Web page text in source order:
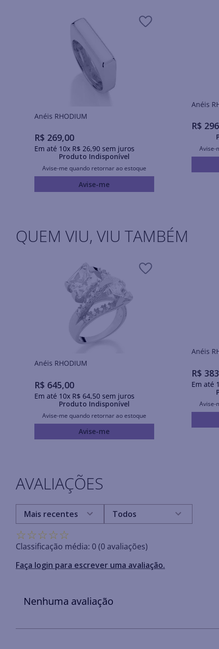
Anéis RHODIUM
R$ 269,00
Em até 10x R$ 26,90sem juros
Produto Indisponível
Avise-me quando retornar ao estoque
Avise-me
R$ 296
Avise-
QUEM VIU, VIU TAMBÉM
Anéis RHODIUM
R$ 645,00
Em até 10x R$ 64,50sem juros
Produto Indisponível
Avise-me quando retornar ao estoque
Avise-me
R$ 383
Em até
Avise-
AVALIAÇÕES
☆☆☆☆☆
Classificação média: 0(0 avaliações)
Faça login para escrever uma avaliação.
Mais recentes Todos
Nenhuma avaliação